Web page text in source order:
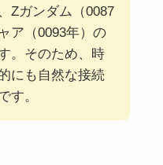
Zガンダム（0087
ア（0093年）の
。そのため、時
にも自然な接続
す。